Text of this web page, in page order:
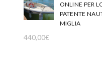
ONLINE PER
PATENTE
MIGLIA
440,00€